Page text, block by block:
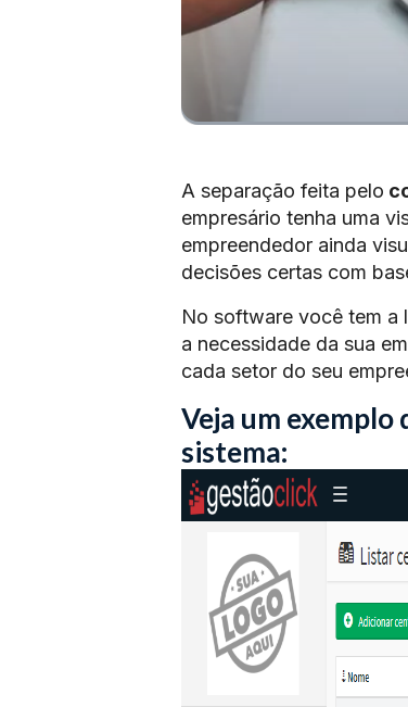
A separação feita pelo
empresário tenha uma
empreendedor ainda
decisões certas com
No software você tem a
a necessidade da sua
cada setor do seu
Veja um
sistema: